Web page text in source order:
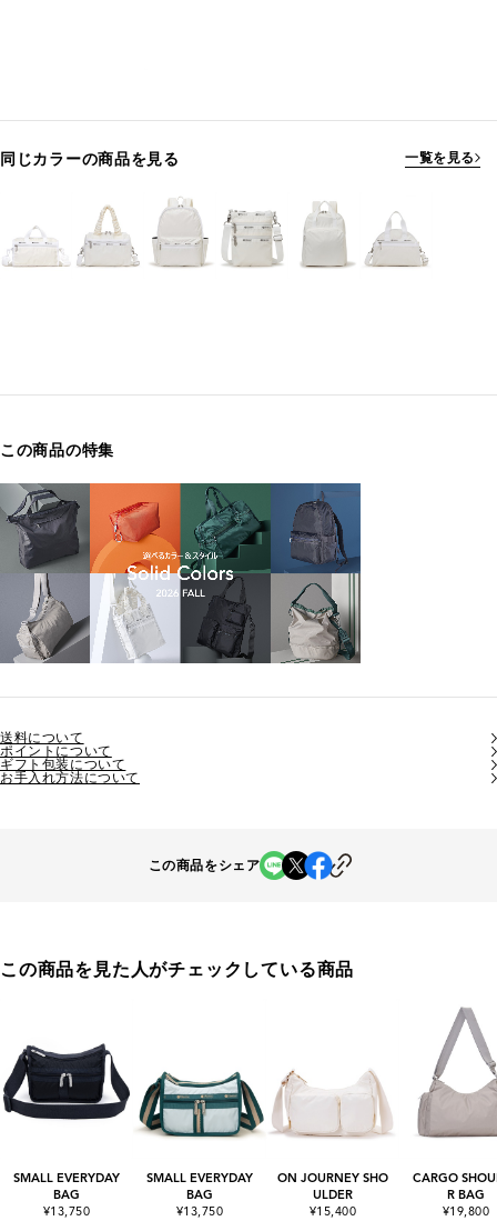
同じカラーの商品を見る 一覧を見る
この商品の特集
送料について
ポイントについて
ギフト包装について
お手入れ方法について
この商品をシェア
この商品を見た人がチェックしている商品
SMALL EVERYDAY
BAG
¥13,750
SMALL EVERYDAY
BAG
¥13,750
ON JOURNEY SHO
ULDER
¥15,400
CARGO
R BAG
¥19,800